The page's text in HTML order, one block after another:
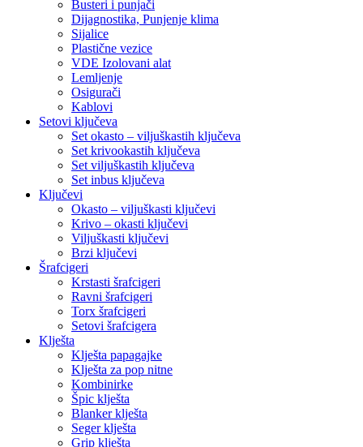
Busteri i punjači
Dijagnostika, Punjenje klima
Sijalice
Plastične vezice
VDE Izolovani alat
Lemljenje
Osigurači
Kablovi
Setovi ključeva
Set okasto – viljuškastih ključeva
Set krivookastih ključeva
Set viljuškastih ključeva
Set inbus ključeva
Ključevi
Okasto – viljuškasti ključevi
Krivo – okasti ključevi
Viljuškasti ključevi
Brzi ključevi
Šrafcigeri
Krstasti šrafcigeri
Ravni šrafcigeri
Torx šrafcigeri
Setovi šrafcigera
Klješta
Klješta papagajke
Klješta za pop nitne
Kombinirke
Špic klješta
Blanker klješta
Seger klješta
Grip klješta